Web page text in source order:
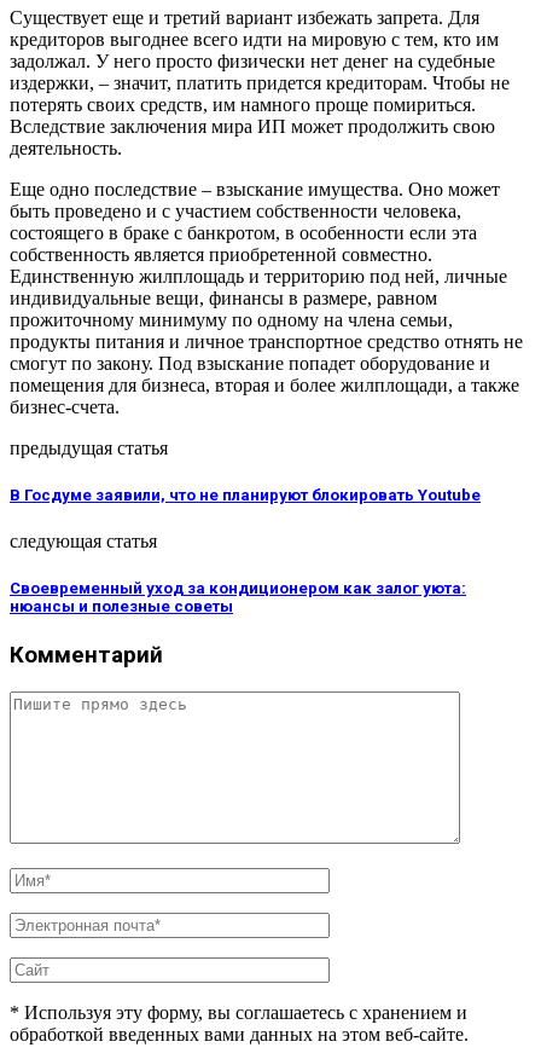
Существует еще и третий вариант избежать запрета. Для
кредиторов выгоднее всего идти на мировую с тем, кто им
задолжал. У него просто физически нет денег на судебные
издержки, – значит, платить придется кредиторам. Чтобы не
потерять своих средств, им намного проще помириться.
Вследствие заключения мира ИП может продолжить свою
деятельность.
Еще одно последствие – взыскание имущества. Оно может
быть проведено и с участием собственности человека,
состоящего в браке с банкротом, в особенности если эта
собственность является приобретенной совместно.
Единственную жилплощадь и территорию под ней, личные
индивидуальные вещи, финансы в размере, равном
прожиточному минимуму по одному на члена семьи,
продукты питания и личное транспортное средство отнять не
смогут по закону. Под взыскание попадет оборудование и
помещения для бизнеса, вторая и более жилплощади, а также
бизнес-счета.
предыдущая статья
В Госдуме заявили, что не планируют блокировать Youtube
следующая статья
Своевременный уход за кондиционером как залог уюта:
нюансы и полезные советы
Комментарий
* Используя эту форму, вы соглашаетесь с хранением и
обработкой введенных вами данных на этом веб-сайте.